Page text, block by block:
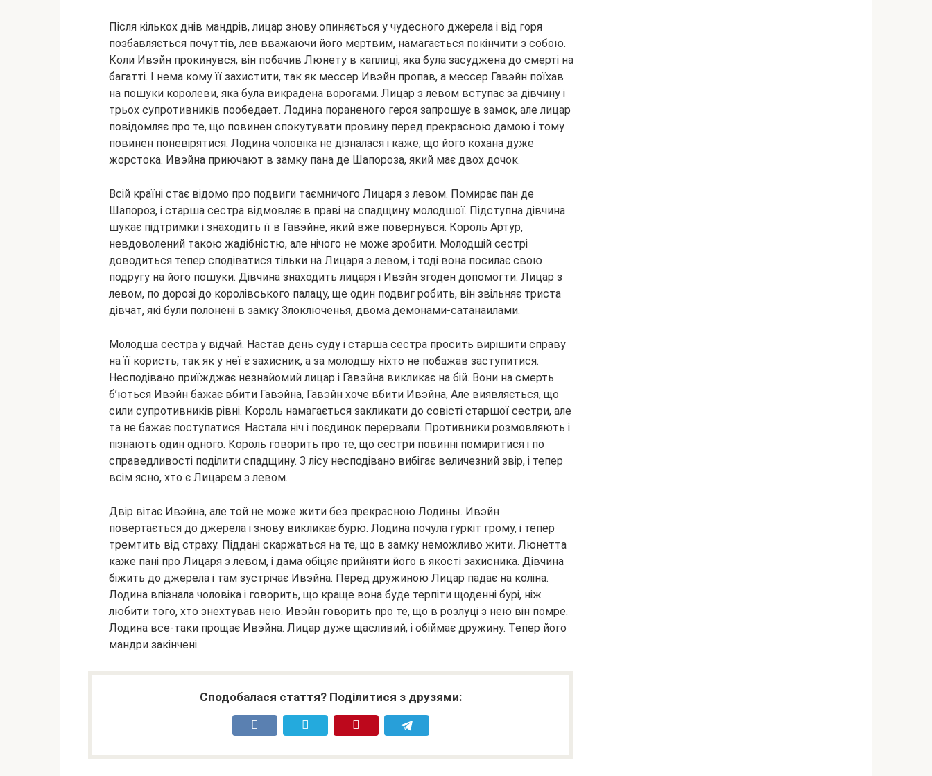
Після кількох днів мандрів, лицар знову опиняється у чудесного джерела і від горя
позбавляється почуттів, лев вважаючи його мертвим, намагається покінчити з собою.
Коли Ивэйн прокинувся, він побачив Люнету в каплиці, яка була засуджена до смерті на
багатті. І нема кому її захистити, так як мессер Ивэйн пропав, а мессер Гавэйн поїхав
на пошуки королеви, яка була викрадена ворогами. Лицар з левом вступає за дівчину і
трьох супротивників пообедает. Лодина пораненого героя запрошує в замок, але лицар
повідомляє про те, що повинен спокутувати провину перед прекрасною дамою і тому
повинен поневірятися. Лодина чоловіка не дізналася і каже, що його кохана дуже
жорстока. Ивэйна приючают в замку пана де Шапороза, який має двох дочок.
Всій країні стає відомо про подвиги таємничого Лицаря з левом. Помирає пан де
Шапороз, і старша сестра відмовляє в праві на спадщину молодшої. Підступна дівчина
шукає підтримки і знаходить її в Гавэйне, який вже повернувся. Король Артур,
невдоволений такою жадібністю, але нічого не може зробити. Молодшій сестрі
доводиться тепер сподіватися тільки на Лицаря з левом, і тоді вона посилає свою
подругу на його пошуки. Дівчина знаходить лицаря і Ивэйн згоден допомогти. Лицар з
левом, по дорозі до королівського палацу, ще один подвиг робить, він звільняє триста
дівчат, які були полонені в замку Злоключенья, двома демонами-сатанаилами.
Молодша сестра у відчай. Настав день суду і старша сестра просить вирішити справу
на її користь, так як у неї є захисник, а за молодшу ніхто не побажав заступитися.
Несподівано приїжджає незнайомий лицар і Гавэйна викликає на бій. Вони на смерть
б’ються Ивэйн бажає вбити Гавэйна, Гавэйн хоче вбити Ивэйна, Але виявляється, що
сили супротивників рівні. Король намагається закликати до совісті старшої сестри, але
та не бажає поступатися. Настала ніч і поєдинок перервали. Противники розмовляють і
пізнають один одного. Король говорить про те, що сестри повинні помиритися і по
справедливості поділити спадщину. З лісу несподівано вибігає величезний звір, і тепер
всім ясно, хто є Лицарем з левом.
Двір вітає Ивэйна, але той не може жити без прекрасною Лодины. Ивэйн
повертається до джерела і знову викликає бурю. Лодина почула гуркіт грому, і тепер
тремтить від страху. Піддані скаржаться на те, що в замку неможливо жити. Люнетта
каже пані про Лицаря з левом, і дама обіцяє прийняти його в якості захисника. Дівчина
біжить до джерела і там зустрічає Ивэйна. Перед дружиною Лицар падає на коліна.
Лодина впізнала чоловіка і говорить, що краще вона буде терпіти щоденні бурі, ніж
любити того, хто знехтував нею. Ивэйн говорить про те, що в розлуці з нею він помре.
Лодина все-таки прощає Ивэйна. Лицар дуже щасливий, і обіймає дружину. Тепер його
мандри закінчені.
Сподобалася стаття? Поділитися з друзями: